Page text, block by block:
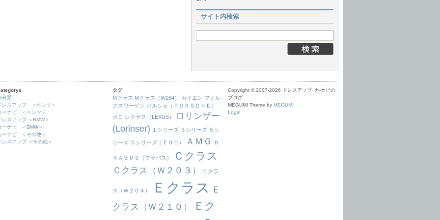
サイト内検索
分類
レスアップ ＜ベンツ＞
ーナビ ＜ベンツ＞
レスアップ ＜BMW＞
ーナビ ＜BMW＞
ーナビ ＜その他＞
レスアップ ＜その他＞
タグ
Mクラス Mクラス（W164） カイエン フォル
クスワーゲン ポルシェ（ＰＯＲＳＣＨＥ）
ポロ レクサス（LEXUS）
ロリンザー
(Lorinser) １シリーズ ３シリーズ ５シ
リーズ ５シリーズ（Ｅ９０） ＡＭＧ Ｂ
ＲＡＢＵＳ（ブラバス） Ｃクラス
Ｃクラス（Ｗ２０３） Ｃクラ
ス（Ｗ２０４） Ｅクラス
Ｅ
クラス（Ｗ２１０）
Ｅク
Copyright © 2007-2026 ドレスアップ･カ-ナビの
ブログ .
MEGUMI Theme by MEGUMI
Login